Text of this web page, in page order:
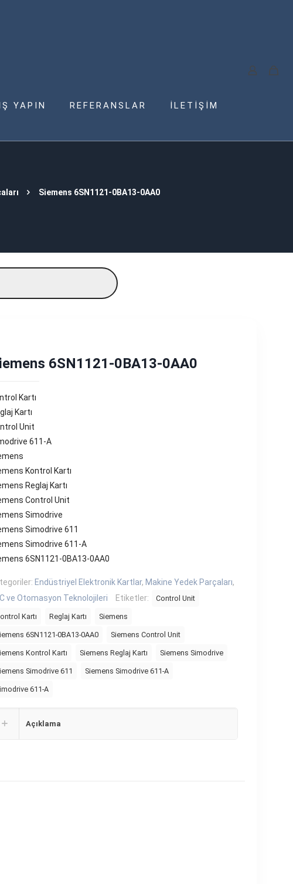
YAPIN REFERANSLAR İLETİŞİM
Siemens 6SN1121-0BA13-0AA0
6SN1121-0BA13-0AA0
Kartı
Kartı
Unit
611-A
Kontrol Kartı
Reglaj Kartı
Control Unit
Simodrive
Simodrive 611
Simodrive 611-A
6SN1121-0BA13-0AA0
Endüstriyel Elektronik Kartlar, Makine Yedek Parçaları,
ve Otomasyon Teknolojileri
Etiketler: Control Unit
Kartı Reglaj Kartı Siemens
6SN1121-0BA13-0AA0 Siemens Control Unit
Kontrol Kartı Siemens Reglaj Kartı Siemens Simodrive
Simodrive 611 Siemens Simodrive 611-A
611-A
Açıklama